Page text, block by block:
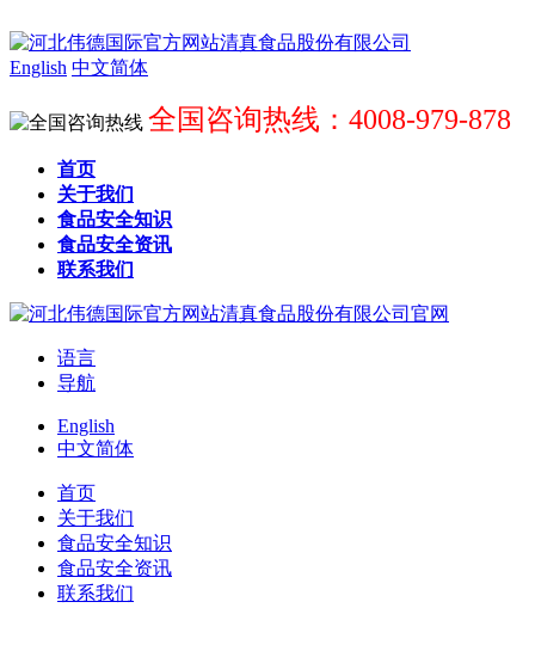
English 中文简体
全国咨询热线：4008-979-878
首页
关于我们
食品安全知识
食品安全资讯
联系我们
语言
导航
English
中文简体
首页
关于我们
食品安全知识
食品安全资讯
联系我们